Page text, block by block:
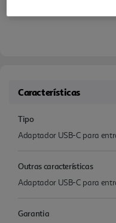
Características
Tipo
Adaptador USB-C para
Outras características
Adaptador USB-C para
Garantia